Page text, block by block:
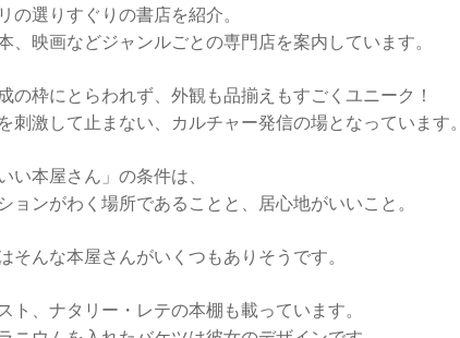
の選りすぐりの書店を紹介。
、映画などジャンルごとの専門店を案内しています。
の枠にとらわれず、外観も品揃えもすごくユニーク！
刺激して止まない、カルチャー発信の場となっています。
い本屋さん」の条件は、
ョンがわく場所であることと、居心地がいいこと。
そんな本屋さんがいくつもありそうです。
ト、ナタリー・レテの本棚も載っています。